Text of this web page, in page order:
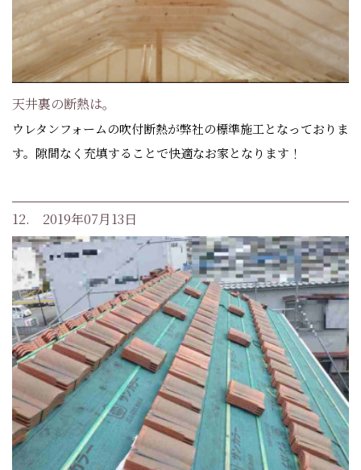
天井裏の断熱は。
ウレタンフォームの吹付断熱が弊社の標準施工となっておりま
す。隙間なく充填することで快適なお家となります！
12. 2019年07月13日